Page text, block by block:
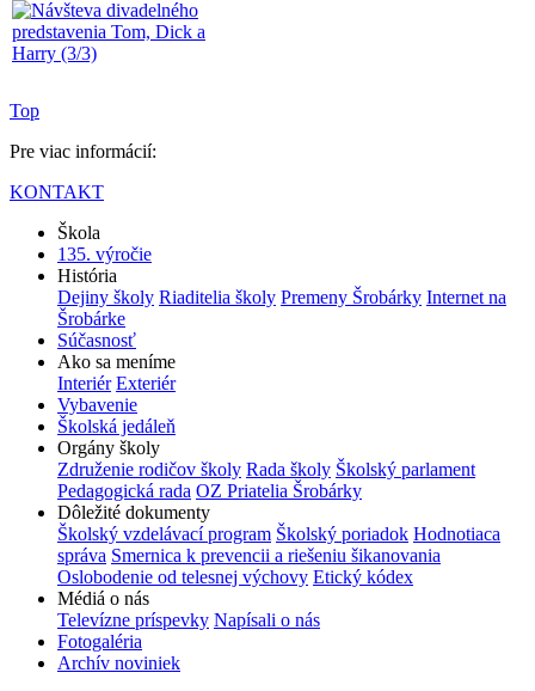
Top
Pre viac informácií:
KONTAKT
Škola
135. výročie
História
Dejiny školy Riaditelia školy Premeny Šrobárky Internet na
Šrobárke
Súčasnosť
Ako sa meníme
Interiér Exteriér
Vybavenie
Školská jedáleň
Orgány školy
Združenie rodičov školy Rada školy Školský parlament
Pedagogická rada OZ Priatelia Šrobárky
Dôležité dokumenty
Školský vzdelávací program Školský poriadok Hodnotiaca
správa Smernica k prevencii a riešeniu šikanovania
Oslobodenie od telesnej výchovy Etický kódex
Médiá o nás
Televízne príspevky Napísali o nás
Fotogaléria
Archív noviniek